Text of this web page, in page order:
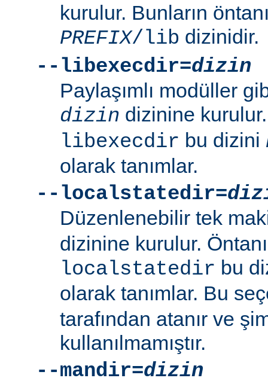
kurulur. Bunların
PREFIX/lib dizinidir.
--libexecdir=dizin
Paylaşımlı modüller
dizin dizinine
libexecdir bu dizini
olarak tanımlar.
--localstatedir=
Düzenlenebilir tek
dizinine kurulur.
localstatedir bu
olarak tanımlar. Bu
tarafından atanır ve
kullanılmamıştır.
--mandir=dizin